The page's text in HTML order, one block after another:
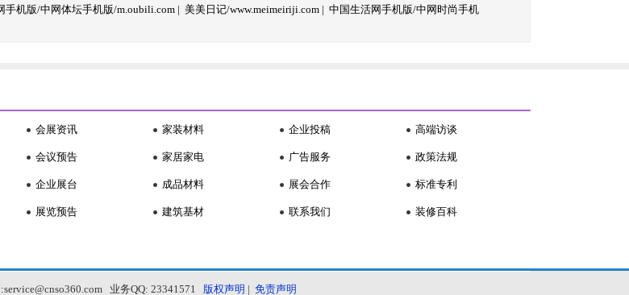
手机版/中网体坛手机版/m.oubili.com | 美美日记/www.meimeiriji.com | 中国生活网手机版/中网时尚手机
会展资讯
会议预告
企业展台
展览预告
家装材料
家居家电
成品材料
建筑基材
企业投稿
广告服务
展会合作
联系我们
高端访谈
政策法规
标准专利
装修百科
业务QQ: 23341571 版权声明 | 免责声明